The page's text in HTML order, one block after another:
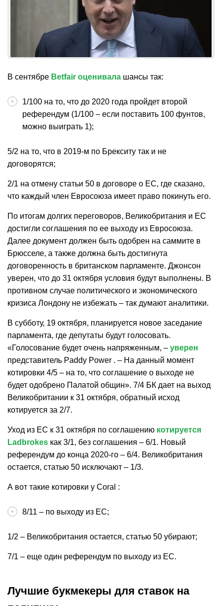
В сентябре Betfair оценивала шансы так:
1/100 на то, что до 2020 года пройдет второй
референдум (1/100 – если поставить 100 фунтов,
можно выиграть 1);
5/2 на то, что в 2019-м по Брекситу так и не
договорятся;
2/1 на отмену статьи 50 в договоре о ЕС, где сказано,
что каждый член Евросоюза имеет право покинуть его.
По итогам долгих переговоров, Великобритания и ЕС
достигли соглашения по ее выходу из Евросоюза.
Далее документ должен быть одобрен на саммите в
Брюсселе, а также должна быть достигнута
договоренность в британском парламенте. Джонсон
уверен, что до 31 октября условия будут выполнены. В
противном случае политического и экономического
кризиса Лондону не избежать – так думают аналитики.
В субботу, 19 октября, планируется новое заседание
парламента, где депутаты будут голосовать.
«Голосование будет очень напряженным, – уверен
представитель Paddy Power . – На данный момент
котировки 4/5 – на то, что соглашение о выходе не
будет одобрено Палатой общин». 7/4 БК дает на выход
Великобритании к 31 октября, обратный исход
котируется за 2/7.
Уход из ЕС к 31 октября по соглашению котируется
Ladbrokes как 3/1, без соглашения – 6/1. Новый
референдум до конца 2020-го – 6/4. Великобритания
остается, статью 50 исключают – 1/3.
А вот такие котировки у Coral :
8/11 – по выходу из ЕС;
1/2 – Великобритания остается, статью 50 убирают;
7/1 – еще один референдум по выходу из ЕС.
Лучшие букмекеры для ставок на